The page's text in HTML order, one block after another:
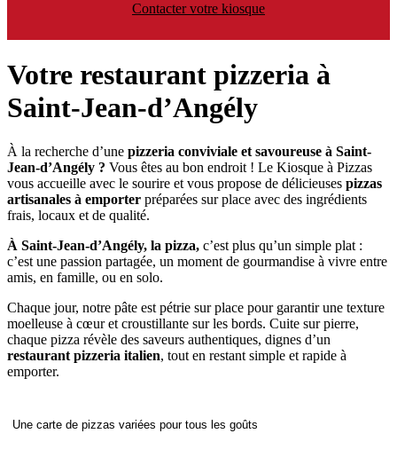
Contacter votre kiosque
Votre restaurant pizzeria à
Saint-Jean-d’Angély
À la recherche d’une pizzeria conviviale et savoureuse à Saint-
Jean-d’Angély ? Vous êtes au bon endroit ! Le Kiosque à Pizzas
vous accueille avec le sourire et vous propose de délicieuses pizzas
artisanales à emporter préparées sur place avec des ingrédients
frais, locaux et de qualité.
À Saint-Jean-d’Angély, la pizza, c’est plus qu’un simple plat :
c’est une passion partagée, un moment de gourmandise à vivre entre
amis, en famille, ou en solo.
Chaque jour, notre pâte est pétrie sur place pour garantir une texture
moelleuse à cœur et croustillante sur les bords. Cuite sur pierre,
chaque pizza révèle des saveurs authentiques, dignes d’un
restaurant pizzeria italien, tout en restant simple et rapide à
emporter.
Une carte de pizzas variées pour tous les goûts